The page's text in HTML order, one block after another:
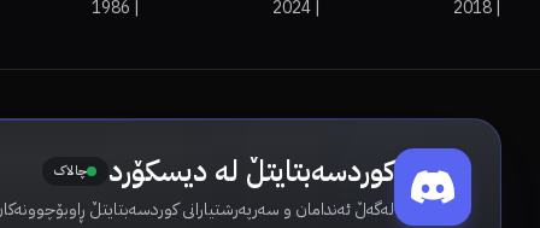
|
2018
|
2024
|
1986
کوردسەبتایتڵ لە دیسکۆرد چالاک
لەگەڵ ئەندامان و سەرپەرشتیارانی کوردسەبتایتڵ